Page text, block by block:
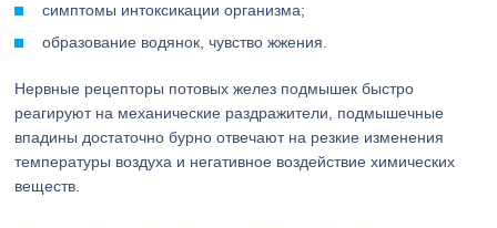
симптомы интоксикации организма;
образование водянок, чувство жжения.
Нервные рецепторы потовых желез подмышек быстро
реагируют на механические раздражители, подмышечные
впадины достаточно бурно отвечают на резкие изменения
температуры воздуха и негативное воздействие химических
веществ.